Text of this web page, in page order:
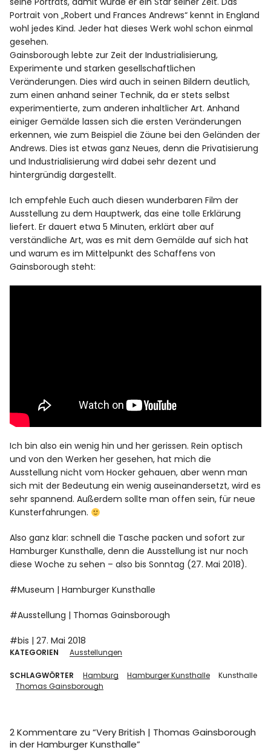
Portrait von „Robert und Frances Andrews“ kennt in England
wohl jedes Kind. Jeder hat dieses Werk wohl schon einmal
gesehen.
Gainsborough lebte zur Zeit der Industrialisierung,
Experimente und starken gesellschaftlichen
Veränderungen. Dies wird auch in seinen Bildern deutlich,
zum einen anhand seiner Technik, da er stets selbst
experimentierte, zum anderen inhaltlicher Art. Anhand
einiger Gemälde lassen sich die ersten Veränderungen
erkennen, wie zum Beispiel die Zäune bei den Geländen der
Andrews. Dies ist etwas ganz Neues, denn die Privatisierung
und Industrialisierung wird dabei sehr dezent und
hintergründig dargestellt.
Ich empfehle Euch auch diesen wunderbaren Film der
Ausstellung zu dem Hauptwerk, das eine tolle Erklärung
liefert. Er dauert etwa 5 Minuten, erklärt aber auf
verständliche Art, was es mit dem Gemälde auf sich hat
und warum es im Mittelpunkt des Schaffens von
Gainsborough steht:
Ich bin also ein wenig hin und her gerissen. Rein optisch
und von den Werken her gesehen, hat mich die
Ausstellung nicht vom Hocker gehauen, aber wenn man
sich mit der Bedeutung ein wenig auseinandersetzt, wird es
sehr spannend. Außerdem sollte man offen sein, für neue
Kunsterfahrungen.
Also ganz klar: schnell die Tasche packen und sofort zur
Hamburger Kunsthalle, denn die Ausstellung ist nur noch
diese Woche zu sehen – also bis Sonntag (27. Mai 2018).
#Museum | Hamburger Kunsthalle
#Ausstellung | Thomas Gainsborough
#bis | 27. Mai 2018
KATEGORIEN Ausstellungen
SCHLAGWÖRTER Hamburg Hamburger Kunsthalle
Kunsthalle
Thomas Gainsborough
2 Kommentare zu “Very British | Thomas Gainsborough
in der Hamburger Kunsthalle”